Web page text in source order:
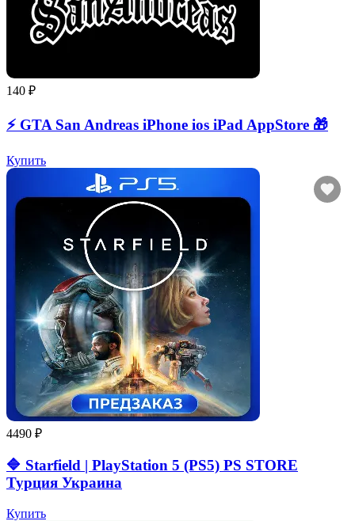
140 ₽
⚡️ GTA San Andreas iPhone ios iPad AppStore 🎁
Купить
4490 ₽
🔷 Starfield | PlayStation 5 (PS5) PS STORE
Турция Украина
Купить